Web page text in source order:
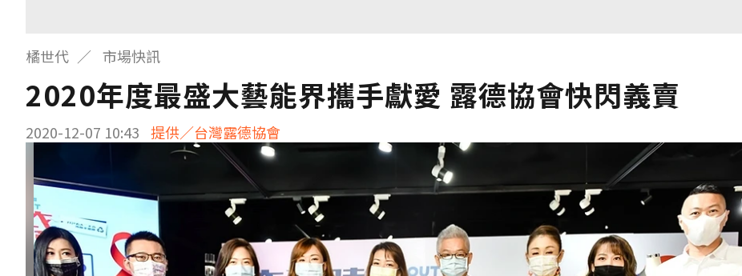
橘世代 市場快訊
2020年度最盛大藝能界攜手獻愛 露德協會快閃義賣
2020-12-07 10:43 提供／台灣露德協會